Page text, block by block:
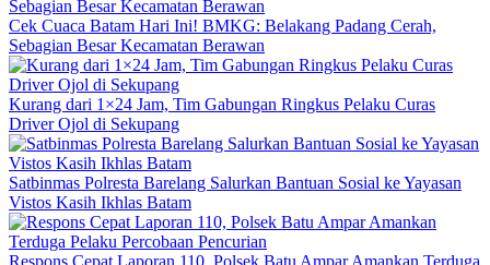
Cek Cuaca Batam Hari Ini! BMKG: Belakang Padang Cerah,
Sebagian Besar Kecamatan Berawan
Kurang dari 1×24 Jam, Tim Gabungan Ringkus Pelaku Curas
Driver Ojol di Sekupang
Satbinmas Polresta Barelang Salurkan Bantuan Sosial ke Yayasan
Vistos Kasih Ikhlas Batam
Respons Cepat Laporan 110, Polsek Batu Ampar Amankan Terduga